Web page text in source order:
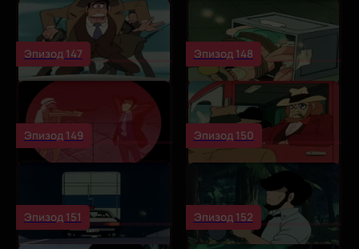
Эпизод 147 Эпизод 148
Эпизод 149 Эпизод 150
Эпизод 151 Эпизод 152